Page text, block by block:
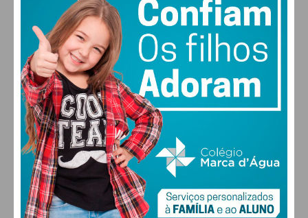
28°
QUI
29
SEX
29°
SÁB
28 °